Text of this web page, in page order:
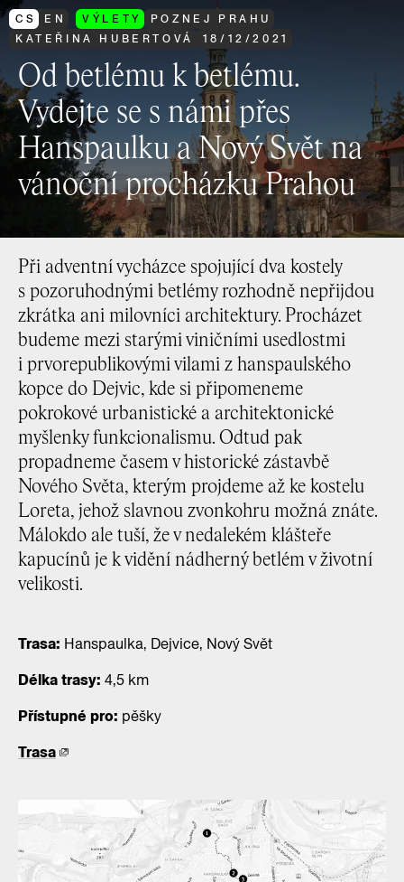
CS EN VÝLETY
POZNEJ PRAHU
KATEŘINA HUBERTOVÁ
18/ 12 /2021
Od betlému k betlému.
Vydejte se s námi přes
Hanspaulku a Nový Svět na
vánoční procházku Prahou
Při adventní vycházce spojující dva kostely
s pozoruhodnými betlémy rozhodně nepřijdou
zkrátka ani milovníci architektury. Procházet
budeme mezi starými viničními usedlostmi
i prvorepublikovými vilami z hanspaulského
kopce do Dejvic, kde si připomeneme
pokrokové urbanistické a architektonické
myšlenky funkcionalismu. Odtud pak
propadneme časem v historické zástavbě
Nového Světa, kterým projdeme až ke kostelu
Loreta, jehož slavnou zvonkohru možná znáte.
Málokdo ale tuší, že v nedalekém klášteře
kapucínů je k vidění nádherný betlém v životní
velikosti.
Trasa: Hanspaulka, Dejvice, Nový Svět
Délka trasy: 4,5 km
Přístupné pro: pěšky
Trasa